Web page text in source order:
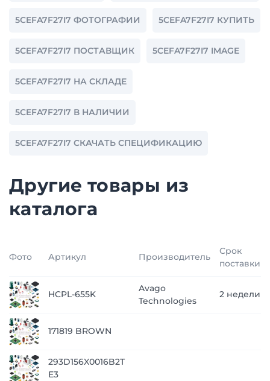
5CEFA7F27I7 ФОТОГРАФИИ 5CEFA7F27I7 КУПИТЬ
5CEFA7F27I7 ПОСТАВЩИК 5CEFA7F27I7 IMAGE
5CEFA7F27I7 НА СКЛАДЕ
5CEFA7F27I7 В НАЛИЧИИ
5CEFA7F27I7 СКАЧАТЬ СПЕЦИФИКАЦИЮ
Другие товары из
каталога
Фото Артикул Производитель
Срок
поставки
HCPL-655K
Avago
Technologies
2 недели
171819 BROWN
293D156X0016B2T
E3